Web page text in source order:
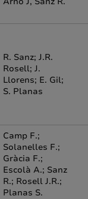
R. Sanz; J.R.
Rosell; J.
Llorens; E. Gil;
S. Planas
Camp F.;
Solanelles F.;
Gràcia F.;
Escolà A.; Sanz
R.; Rosell J.R.;
Planas S.